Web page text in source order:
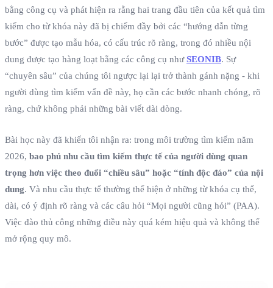
bằng công cụ và phát hiện ra rằng hai trang đầu tiên của kết quả tìm
kiếm cho từ khóa này đã bị chiếm đầy bởi các “hướng dẫn từng
bước” được tạo mẫu hóa, có cấu trúc rõ ràng, trong đó nhiều nội
dung được tạo hàng loạt bằng các công cụ nhưSEONIB. Sự
“chuyên sâu” của chúng tôi ngược lại lại trở thành gánh nặng - khi
người dùng tìm kiếm vấn đề này, họ cần các bước nhanh chóng, rõ
ràng, chứ không phải những bài viết dài dòng.
Bài học này đã khiến tôi nhận ra: trong môi trường tìm kiếm năm
2026, bao phủ nhu cầu tìm kiếm thực tế của người dùng quan
trọng hơn việc theo đuổi “chiều sâu” hoặc “tính độc đáo” của nội
dung. Và nhu cầu thực tế thường thể hiện ở những từ khóa cụ thể,
dài, có ý định rõ ràng và các câu hỏi “Mọi người cũng hỏi” (PAA).
Việc đào thủ công những điều này quá kém hiệu quả và không thể
mở rộng quy mô.